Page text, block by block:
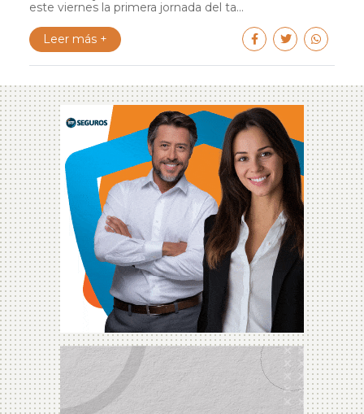
este viernes la primera jornada del ta...
Leer más +